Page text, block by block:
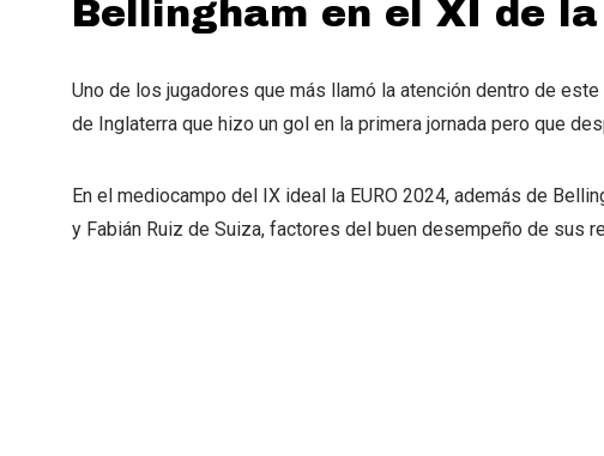
Bellingham en el XI de la
Uno de los jugadores que más llamó la atención dentro de
de Inglaterra que hizo un gol en la primera jornada pero que
En el mediocampo del IX ideal la EURO 2024, además de
y Fabián Ruiz de Suiza, factores del buen desempeño de sus